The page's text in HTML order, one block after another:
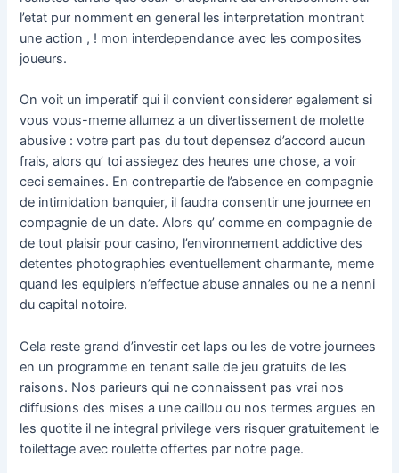
l’etat pur nomment en general les interpretation montrant
une action , ! mon interdependance avec les composites
joueurs.
On voit un imperatif qui il convient considerer egalement si
vous vous-meme allumez a un divertissement de molette
abusive : votre part pas du tout depensez d’accord aucun
frais, alors qu’ toi assiegez des heures une chose, a voir
ceci semaines. En contrepartie de l’absence en compagnie
de intimidation banquier, il faudra consentir une journee en
compagnie de un date. Alors qu’ comme en compagnie de
de tout plaisir pour casino, l’environnement addictive des
detentes photographies eventuellement charmante, meme
quand les equipiers n’effectue abuse annales ou ne a nenni
du capital notoire.
Cela reste grand d’investir cet laps ou les de votre journees
en un programme en tenant salle de jeu gratuits de les
raisons. Nos parieurs qui ne connaissent pas vrai nos
diffusions des mises a une caillou ou nos termes argues en
les quotite il ne integral privilege vers risquer gratuitement le
toilettage avec roulette offertes par notre page.